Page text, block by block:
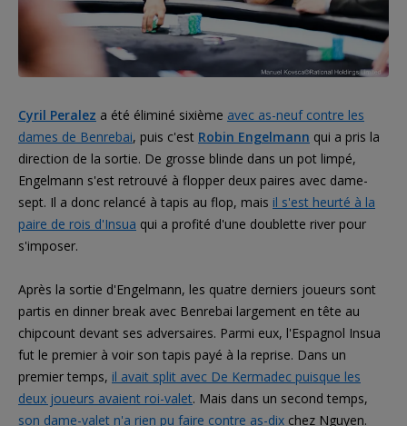
Cyril Peralez a été éliminé sixième avec as-neuf contre les
dames de Benrebai, puis c'est Robin Engelmann qui a pris la
direction de la sortie. De grosse blinde dans un pot limpé,
Engelmann s'est retrouvé à flopper deux paires avec dame-
sept. Il a donc relancé à tapis au flop, mais il s'est heurté à la
paire de rois d'Insua qui a profité d'une doublette river pour
s'imposer.
Après la sortie d'Engelmann, les quatre derniers joueurs sont
partis en dinner break avec Benrebai largement en tête au
chipcount devant ses adversaires. Parmi eux, l'Espagnol Insua
fut le premier à voir son tapis payé à la reprise. Dans un
premier temps, il avait split avec De Kermadec puisque les
deux joueurs avaient roi-valet. Mais dans un second temps,
son dame-valet n'a rien pu faire contre as-dix chez Nguyen.